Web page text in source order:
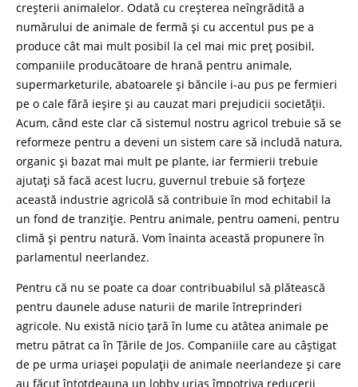
creșterii animalelor. Odată cu creșterea neîngrădită a
numărului de animale de fermă și cu accentul pus pe a
produce cât mai mult posibil la cel mai mic preț posibil,
companiile producătoare de hrană pentru animale,
supermarketurile, abatoarele și băncile i-au pus pe fermieri
pe o cale fără ieșire și au cauzat mari prejudicii societății.
Acum, când este clar că sistemul nostru agricol trebuie să se
reformeze pentru a deveni un sistem care să includă natura,
organic și bazat mai mult pe plante, iar fermierii trebuie
ajutați să facă acest lucru, guvernul trebuie să forțeze
această industrie agricolă să contribuie în mod echitabil la
un fond de tranziție. Pentru animale, pentru oameni, pentru
climă și pentru natură. Vom înainta această propunere în
parlamentul neerlandez.
Pentru că nu se poate ca doar contribuabilul să plătească
pentru daunele aduse naturii de marile întreprinderi
agricole. Nu există nicio țară în lume cu atâtea animale pe
metru pătrat ca în Țările de Jos. Companiile care au câștigat
de pe urma uriașei populații de animale neerlandeze și care
au făcut întotdeauna un lobby uriaș împotriva reducerii